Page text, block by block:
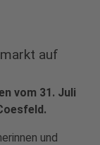
auf
vom 31. Juli
und